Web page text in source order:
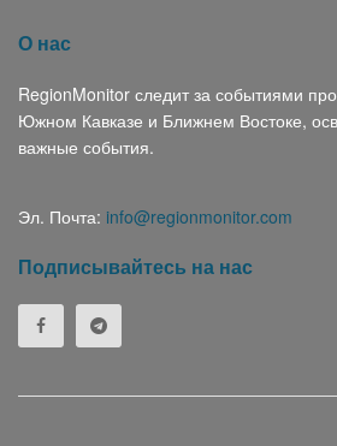
О нас
RegionMonitor следит за событиями
Южном Кавказе и Ближнем Востоке,
важные события.
Эл. Почта: info@regionmonitor.com
Подписывайтесь на нас